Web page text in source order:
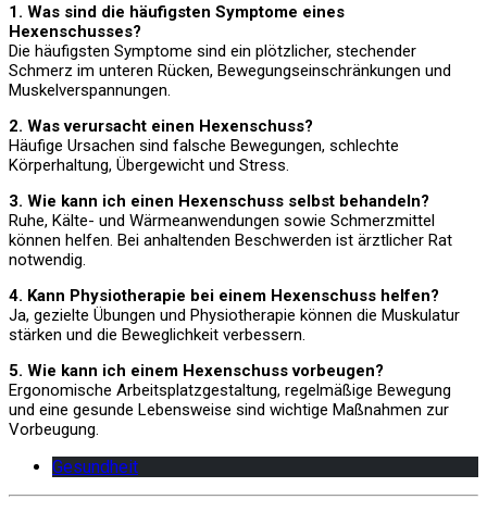
1. Was sind die häufigsten Symptome eines
Hexenschusses?
Die häufigsten Symptome sind ein plötzlicher, stechender
Schmerz im unteren Rücken, Bewegungseinschränkungen und
Muskelverspannungen.
2. Was verursacht einen Hexenschuss?
Häufige Ursachen sind falsche Bewegungen, schlechte
Körperhaltung, Übergewicht und Stress.
3. Wie kann ich einen Hexenschuss selbst behandeln?
Ruhe, Kälte- und Wärmeanwendungen sowie Schmerzmittel
können helfen. Bei anhaltenden Beschwerden ist ärztlicher Rat
notwendig.
4. Kann Physiotherapie bei einem Hexenschuss helfen?
Ja, gezielte Übungen und Physiotherapie können die Muskulatur
stärken und die Beweglichkeit verbessern.
5. Wie kann ich einem Hexenschuss vorbeugen?
Ergonomische Arbeitsplatzgestaltung, regelmäßige Bewegung
und eine gesunde Lebensweise sind wichtige Maßnahmen zur
Vorbeugung.
Gesundheit